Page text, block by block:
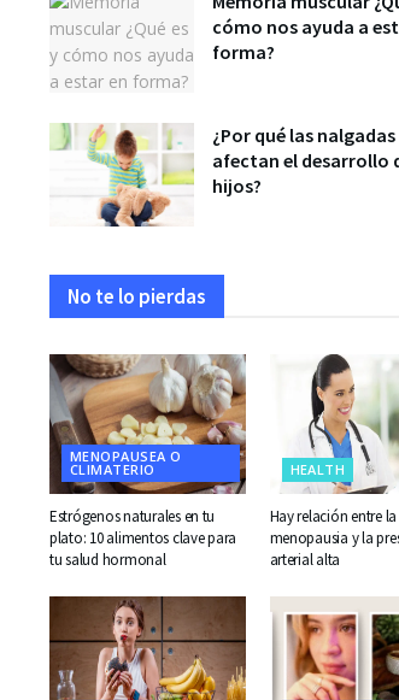
cómo nos ayuda a
forma?
¿Por qué las nalgadas
afectan el desarrollo
hijos?
No te lo pierdas
MENOPAUSEA O
CLIMATERIO
Estrógenos naturales en tu
plato: 10 alimentos clave para
tu salud hormonal
HEALTH
Hay relación entre la
menopausia y la
arterial alta